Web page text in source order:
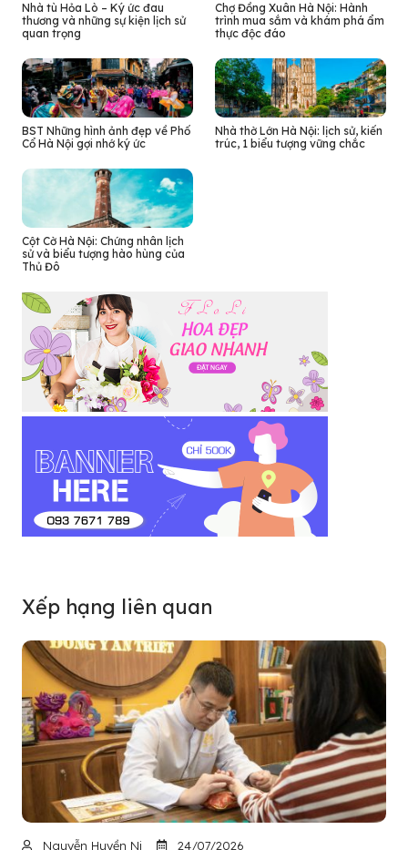
Nhà tù Hỏa Lò – Ký ức đau
thương và những sự kiện lịch sử
quan trọng
Chợ Đồng Xuân Hà Nội: Hành
trình mua sắm và khám phá ẩm
thực độc đáo
BST Những hình ảnh đẹp về Phố
Cổ Hà Nội gợi nhớ ký ức
Nhà thờ Lớn Hà Nội: lịch sử, kiến
trúc, 1 biểu tượng vững chắc
Cột Cờ Hà Nội: Chứng nhân lịch
sử và biểu tượng hào hùng của
Thủ Đô
Xếp hạng liên quan
Nguyễn Huyền Ni 24/07/2026